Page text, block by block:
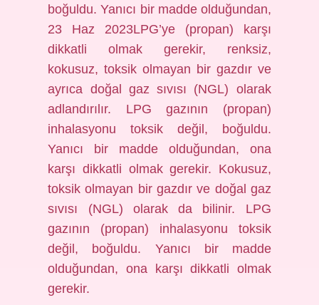
boğuldu. Yanıcı bir madde olduğundan,
23 Haz 2023LPG’ye (propan) karşı
dikkatli olmak gerekir, renksiz,
kokusuz, toksik olmayan bir gazdır ve
ayrıca doğal gaz sıvısı (NGL) olarak
adlandırılır. LPG gazının (propan)
inhalasyonu toksik değil, boğuldu.
Yanıcı bir madde olduğundan, ona
karşı dikkatli olmak gerekir. Kokusuz,
toksik olmayan bir gazdır ve doğal gaz
sıvısı (NGL) olarak da bilinir. LPG
gazının (propan) inhalasyonu toksik
değil, boğuldu. Yanıcı bir madde
olduğundan, ona karşı dikkatli olmak
gerekir.